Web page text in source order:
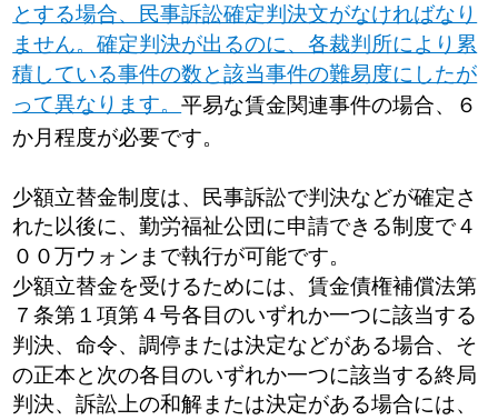
とする場合、民事訴訟確定判決文がなければなり
ません。確定判決が出るのに、各裁判所により累
積している事件の数と該当事件の難易度にしたが
って異なります。平易な賃金関連事件の場合、６
か月程度が必要です。
少額立替金制度は、民事訴訟で判決などが確定さ
れた以後に、勤労福祉公団に申請できる制度で４
００万ウォンまで執行が可能です。
少額立替金を受けるためには、賃金債権補償法第
７条第１項第４号各目のいずれか一つに該当する
判決、命令、調停または決定などがある場合、そ
の正本と次の各目のいずれか一つに該当する終局
判決、訴訟上の和解または決定がある場合には、